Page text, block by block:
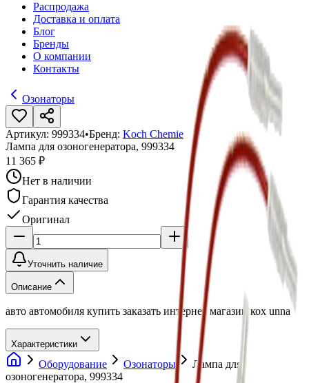
Распродажа
Доставка и оплата
Блог
Бренды
О компании
Контакты
Озонаторы
Артикул: 999334•Бренд: Koch Chemie
Лампа для озоногенератора, 999334
11 365 ₽
Нет в наличии
Гарантия качества
Оригинал
Уточнить наличие
Описание
авто автомобиля купить заказать интернет магазин кох unna
Характеристики
Оборудование Озонаторы
Лампа для
озоногенератора, 999334